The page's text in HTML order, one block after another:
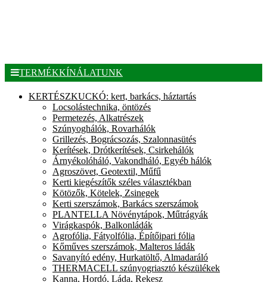
TERMÉKKÍNÁLATUNK
KERTÉSZKUCKÓ: kert, barkács, háztartás
Locsolástechnika, öntözés
Permetezés, Alkatrészek
Szúnyoghálók, Rovarhálók
Grillezés, Bográcsozás, Szalonnasütés
Kerítések, Drótkerítések, Csirkehálók
Árnyékolóháló, Vakondháló, Egyéb hálók
Agroszövet, Geotextil, Műfű
Kerti kiegészítők széles választékban
Kötözők, Kötelek, Zsinegek
Kerti szerszámok, Barkács szerszámok
PLANTELLA Növénytápok, Műtrágyák
Virágkaspók, Balkonládák
Agrofólia, Fátyolfólia, Építőipari fólia
Kőműves szerszámok, Malteros ládák
Savanyító edény, Hurkatöltő, Almadaráló
THERMACELL szúnyogriasztó készülékek
Kanna, Hordó, Láda, Rekesz